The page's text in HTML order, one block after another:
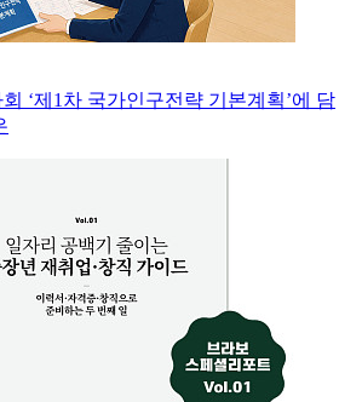
‘제1차 국가인구전략 기본계획’에 담